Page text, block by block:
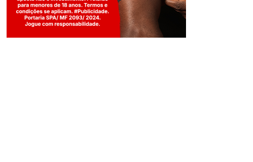
Jogue com responsabilidade. 18+